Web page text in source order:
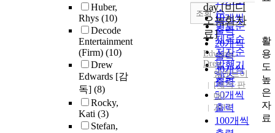
Huber,
Rhys (10)
Decode
Entertainment
(Firm) (10)
Drew
Edwards [감
독] (8)
Rocky,
Kati (3)
Stefan,
순
연도순
제목순
저자순
발행기
관순
10개씩
출력
20개씩
출력
30개씩
출력
50개씩
출력
100개씩
조회day [비디
오녹화자
료]
Edwards,
Drew
엠앤브이
[제작·판
매]
2013
활
용
도
높
은
자
료